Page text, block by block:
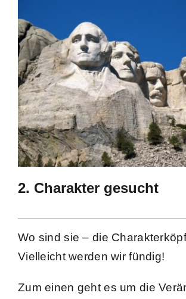
2. Charakter gesucht
Wo sind sie – die
Vielleicht werden wir fündig!
Zum einen geht es um die